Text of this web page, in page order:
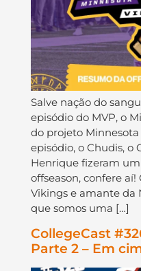
Salve nação do
episódio do MVP, o
do projeto Minnesota
episódio, o Chudis, o
Henrique fizeram
offseason, confere
Vikings e amante da
que somos uma […]
CollegeCast
Parte 2 – Em